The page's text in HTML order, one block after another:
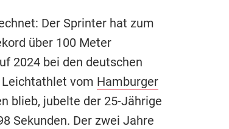
Der Sprinter hat zum
über 100 Meter
2024 bei den deutschen
vom Hamburger
blieb, jubelte der 25-Jährige
Sekunden. Der zwei Jahre